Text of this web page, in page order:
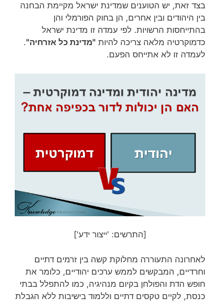
בצד זאת, יש הטוענים שמדינת ישראל מקיימת הבחנה
בין היהודים ובין אחרים, הן בחוק הפורמלי והן
בהתייחסות הרשויות. לפי עמדה זו מדינת ישראל
כדמוקרטיה מלאה צריכה להיות "מדינת כל אזרחיה".
לעמדה זו לא אתייחס הפעם.
[התרשים: 'ייצור ידע']
לאחרונה התעוררה מחלוקת קשה בין זרמים דתיים
וחרדיים, המבקשים לממש ערכים יהודיים, כלומר את
חופש הדת והפולחן בקיום מנהיגיה, כמו להתפלל בבתי
כנסת, לקיים טקסים דתיים וללמוד בישיבות ללא הגבלת